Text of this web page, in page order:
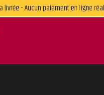
- Aucun paiement en ligne